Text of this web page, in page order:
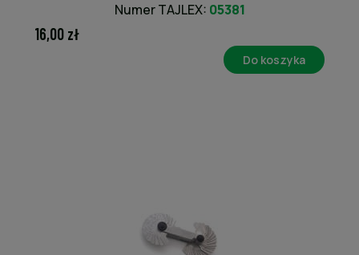
Numer TAJLEX: 05381
16,00 zł
Do koszyka